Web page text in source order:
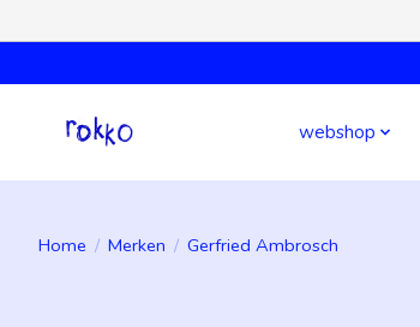
webshop
Home / Merken / Gerfried Ambrosch